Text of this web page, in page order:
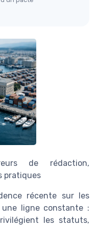
de rédaction,
pratiques
récente sur les
une ligne constante :
les statuts,